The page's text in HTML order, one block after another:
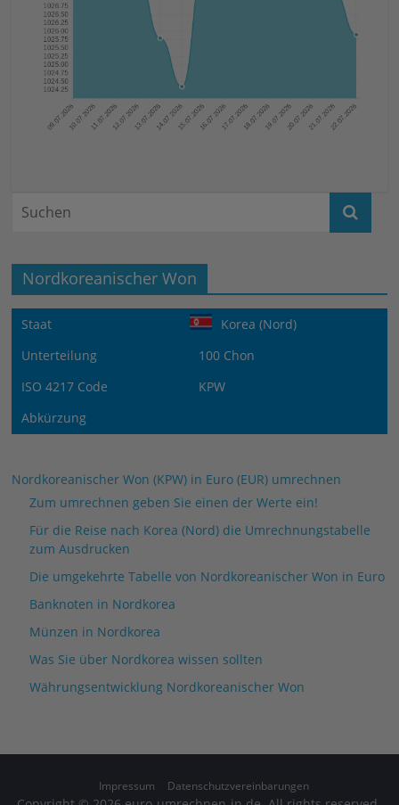
Nordkoreanischer Won
Staat
Korea (Nord)
Unterteilung
100 Chon
ISO 4217 Code
KPW
Abkürzung
Nordkoreanischer Won (KPW) in Euro (EUR) umrechnen
Zum umrechnen geben Sie einen der Werte ein!
Für die Reise nach Korea (Nord) die Umrechnungstabelle
zum Ausdrucken
Die umgekehrte Tabelle von Nordkoreanischer Won in Euro
Banknoten in Nordkorea
Münzen in Nordkorea
Was Sie über Nordkorea wissen sollten
Währungsentwicklung Nordkoreanischer Won
Impressum Datenschutzvereinbarungen